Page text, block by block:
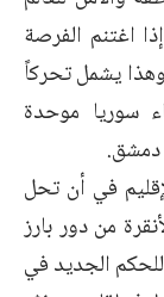
اغتنم الفرصة
يشمل تحركاً
سوريا موحدة
دمشق.‏
في أن تحل
من دور بارز
للحكم الجديد في